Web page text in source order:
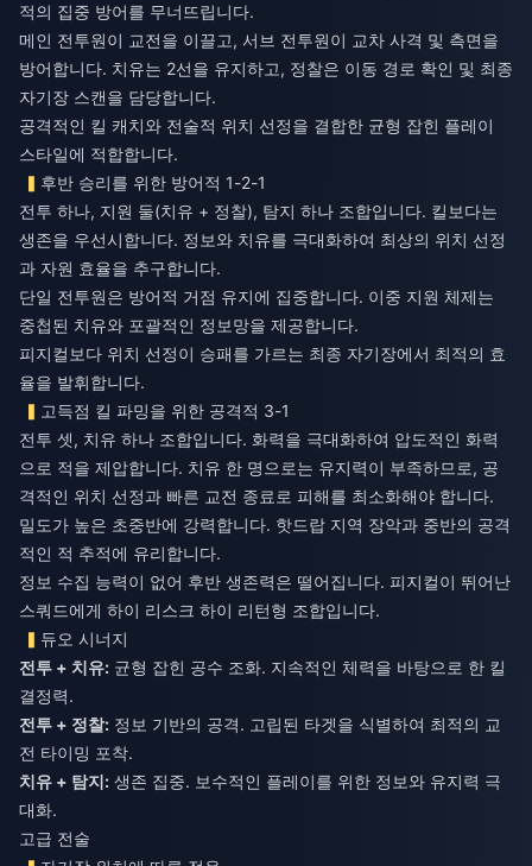
적의 집중 방어를 무너뜨립니다.
메인 전투원이 교전을 이끌고, 서브 전투원이 교차 사격 및 측면을
방어합니다. 치유는 2선을 유지하고, 정찰은 이동 경로 확인 및 최종
자기장 스캔을 담당합니다.
공격적인 킬 캐치와 전술적 위치 선정을 결합한 균형 잡힌 플레이
스타일에 적합합니다.
후반 승리를 위한 방어적 1-2-1
전투 하나, 지원 둘(치유 + 정찰), 탐지 하나 조합입니다. 킬보다는
생존을 우선시합니다. 정보와 치유를 극대화하여 최상의 위치 선정
과 자원 효율을 추구합니다.
단일 전투원은 방어적 거점 유지에 집중합니다. 이중 지원 체제는
중첩된 치유와 포괄적인 정보망을 제공합니다.
피지컬보다 위치 선정이 승패를 가르는 최종 자기장에서 최적의 효
율을 발휘합니다.
고득점 킬 파밍을 위한 공격적 3-1
전투 셋, 치유 하나 조합입니다. 화력을 극대화하여 압도적인 화력
으로 적을 제압합니다. 치유 한 명으로는 유지력이 부족하므로, 공
격적인 위치 선정과 빠른 교전 종료로 피해를 최소화해야 합니다.
밀도가 높은 초중반에 강력합니다. 핫드랍 지역 장악과 중반의 공격
적인 적 추적에 유리합니다.
정보 수집 능력이 없어 후반 생존력은 떨어집니다. 피지컬이 뛰어난
스쿼드에게 하이 리스크 하이 리턴형 조합입니다.
듀오 시너지
전투 + 치유: 균형 잡힌 공수 조화. 지속적인 체력을 바탕으로 한 킬
전투 + 정찰: 정보 기반의 공격. 고립된 타겟을 식별하여 최적의 교
치유 + 탐지: 생존 집중. 보수적인 플레이를 위한 정보와 유지력 극
대화.
고급 전술